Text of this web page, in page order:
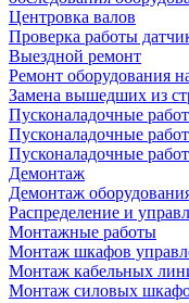
Центровка валов
Проверка работы
Выездной ремонт
Ремонт оборудования
Замена вышедших из
Пусконаладочные
Пусконаладочные
Пусконаладочные
Демонтаж
Демонтаж
Распределение и
Монтажные работы
Монтаж шкафов
Монтаж кабельных
Монтаж силовых